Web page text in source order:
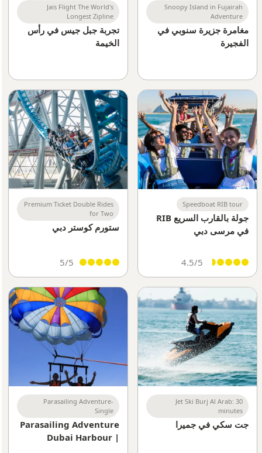
Snoopy Island in Fujairah
Adventure
مغامرة جزيرة سنوبي في
الفجيرة
Jais Flight The World's
Longest Zipline
تجربة جبل جيس في رأس
الخيمة
Speedboat RIB tour
جولة بالقارب السريع RIB
في مرسى دبي
4.5/5
Premium Ticket Double Rides
for Two
ستورم كوستر دبي
5/5
Jet Ski Burj Al Arab: 30
minutes
جت سكي في جميرا
Parasailing Adventure-
Single
Parasailing Adventure
Dubai Harbour |